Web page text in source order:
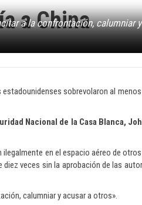
a China
a la confrontación, calumniar
sobrevolaron al
Nacional de la Casa Blanca,
ilegalmente en el espacio aéreo de
veces sin la aprobación de las
calumniar y acusar a otros».